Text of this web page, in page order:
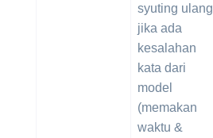
syuting ulang
jika ada
kesalahan
kata dari
model
(memakan
waktu &